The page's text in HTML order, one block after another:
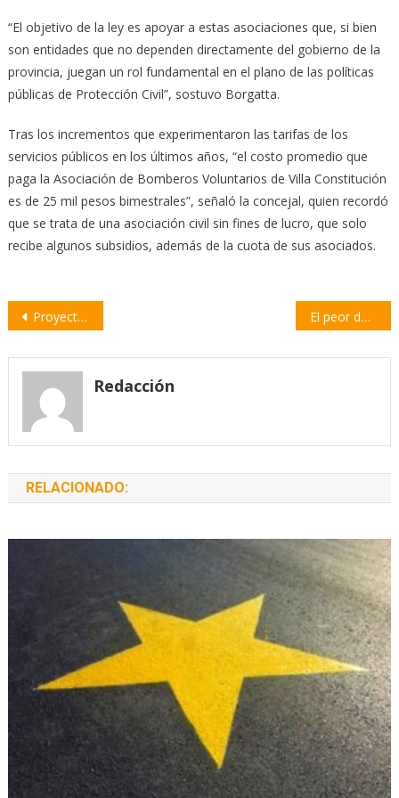
“El objetivo de la ley es apoyar a estas asociaciones que, si bien
son entidades que no dependen directamente del gobierno de la
provincia, juegan un rol fundamental en el plano de las políticas
públicas de Protección Civil”, sostuvo Borgatta.
Tras los incrementos que experimentaron las tarifas de los
servicios públicos en los últimos años, “el costo promedio que
paga la Asociación de Bomberos Voluntarios de Villa Constitución
es de 25 mil pesos bimestrales”, señaló la concejal, quien recordó
que se trata de una asociación civil sin fines de lucro, que solo
recibe algunos subsidios, además de la cuota de sus asociados.
Navegación
entradas
Proyecto para expresar “desacuerdo y disconformidad” con la instalación de empresas de fertilizantes El peor dato: 13 millones de personas son pobres en Argentina
Redacción
RELACIONADO: